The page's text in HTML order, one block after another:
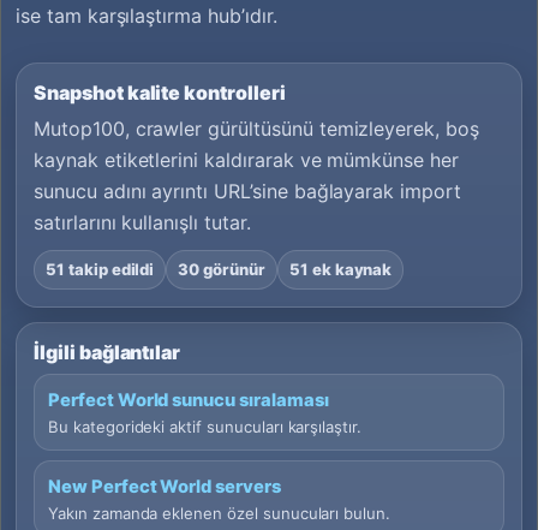
ise tam karşılaştırma hub’ıdır.
Snapshot kalite kontrolleri
Mutop100, crawler gürültüsünü temizleyerek, boş
kaynak etiketlerini kaldırarak ve mümkünse her
sunucu adını ayrıntı URL’sine bağlayarak import
satırlarını kullanışlı tutar.
51 takip edildi 30 görünür 51 ek kaynak
İlgili bağlantılar
Perfect World sunucu sıralaması
Bu kategorideki aktif sunucuları karşılaştır.
New Perfect World servers
Yakın zamanda eklenen özel sunucuları bulun.